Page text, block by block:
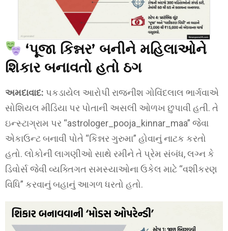
‘પૂજા કિન્નર’ બનીને મહિલાઓને
શિકાર બનાવતો હતો ઠગ
અમદાવાદ: પકડાયેલ આરોપી રાજનીશ ગોવિંદલાલ ભાર્ગવાએ
સોશિયલ મીડિયા પર પોતાની અસલી ઓળખ છુપાવી હતી. તે
ઇન્સ્ટાગ્રામ પર “astrologer_pooja_kinnar_maa” જેવા
એકાઉન્ટ બનાવી પોતે “કિન્નર ગુરુમા” હોવાનું નાટક કરતો
હતો. લોકોની લાગણીઓ સાથે રમીને તે પ્રેમ સંબંધ, લગ્ન કે
ડિવોર્સ જેવી વ્યક્તિગત સમસ્યાઓના ઉકેલ માટે “વશીકરણ
વિધિ” કરવાનું બહાનું આગળ ધરતો હતો.